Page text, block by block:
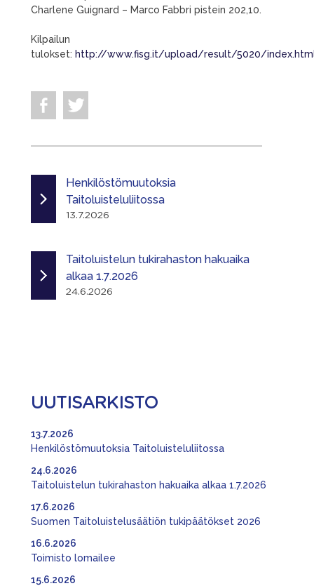
Charlene Guignard – Marco Fabbri pistein 202,10.
Kilpailun
tulokset: http://www.fisg.it/upload/result/5020/
Henkilöstömuutoksia
Taitoluisteluliitossa
13.7.2026
Taitoluistelun tukirahaston hakuaika
alkaa 1.7.2026
24.6.2026
UUTISARKISTO
Henkilöstömuutoksia Taitoluisteluliitossa
13.7.2026
Taitoluistelun tukirahaston hakuaika alkaa 1.7.2026
24.6.2026
Suomen Taitoluistelusäätiön tukipäätökset 2026
17.6.2026
Toimisto lomailee
16.6.2026
15.6.2026